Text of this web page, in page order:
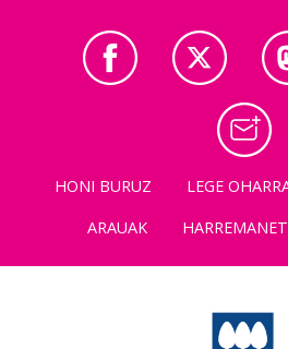
HONI BURUZ LEGE
ARAUAK